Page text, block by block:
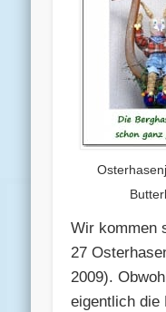
Wir kommen
27
2009).
eigentlich die